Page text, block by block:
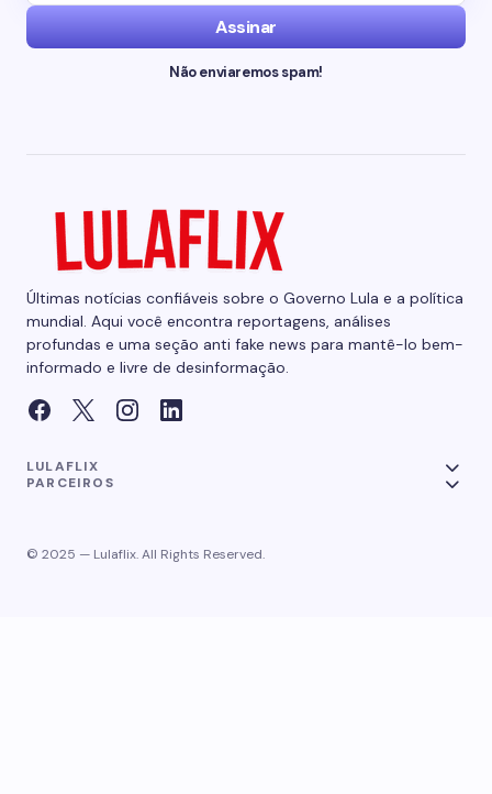
Assinar
Não enviaremos spam!
Últimas notícias confiáveis sobre o Governo Lula e a política
mundial. Aqui você encontra reportagens, análises
profundas e uma seção anti fake news para mantê-lo bem-
informado e livre de desinformação.
LULAFLIX
PARCEIROS
© 2025 — Lulaflix. All Rights Reserved.